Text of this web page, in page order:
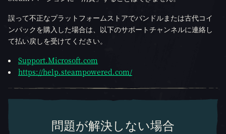
誤って不正なプラットフォームストアでバンドルまたは古代コイ
ンパックを購入した場合は、以下のサポートチャンネルに連絡し
て払い戻しを受けてください。
Support.Microsoft.com
https://help.steampowered.com/
問題が解決しない場合